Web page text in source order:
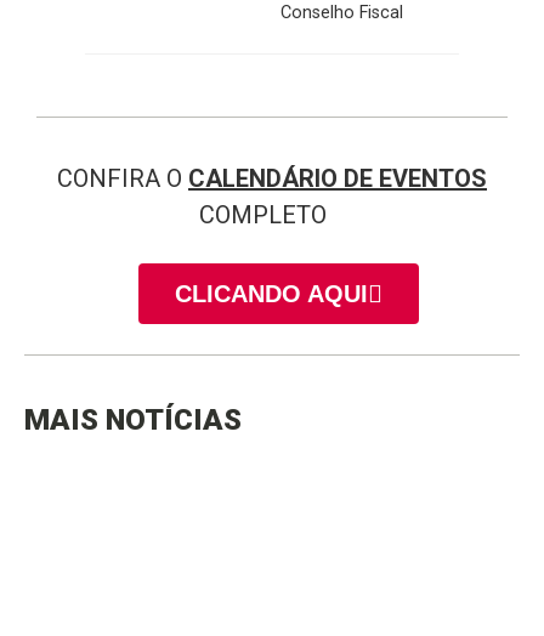
Conselho Fiscal
CONFIRA O CALENDÁRIO DE EVENTOS
COMPLETO
CLICANDO AQUI
MAIS NOTÍCIAS